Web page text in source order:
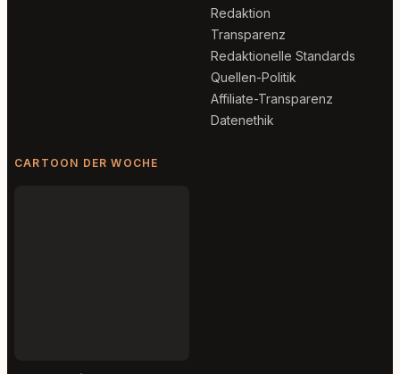
Redaktion
Transparenz
Redaktionelle Standards
Quellen-Politik
Affiliate-Transparenz
Datenethik
CARTOON DER WOCHE